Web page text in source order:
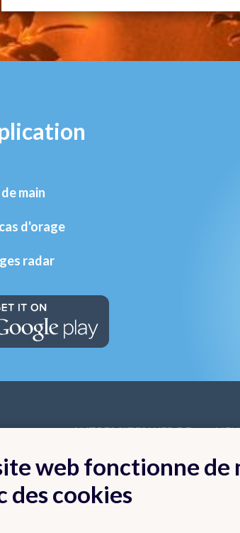
main
d'orage
radar
AUTRES SITES WEB DE
Centre de Physique du
Globe
Groupe radar et
web fonctionne
des cookies